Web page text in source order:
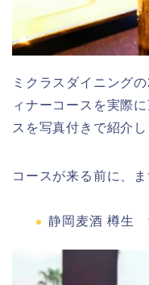
ミクラスダイニング
ィナーコースを実際
スを写真付きで紹介し
コースが来る前に、ま
静岡麦酒 樽生